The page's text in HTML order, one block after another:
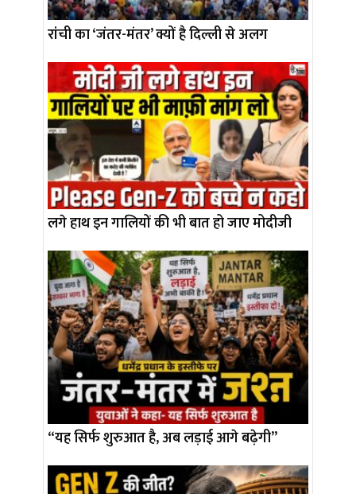
रांची का ‘जंतर-मंतर’ क्यों है दिल्ली से अलग
लगे हाथ इन गालियों की भी बात हो जाए मोदीजी
“यह सिर्फ शुरुआत है, अब लड़ाई आगे बढ़ेगी”